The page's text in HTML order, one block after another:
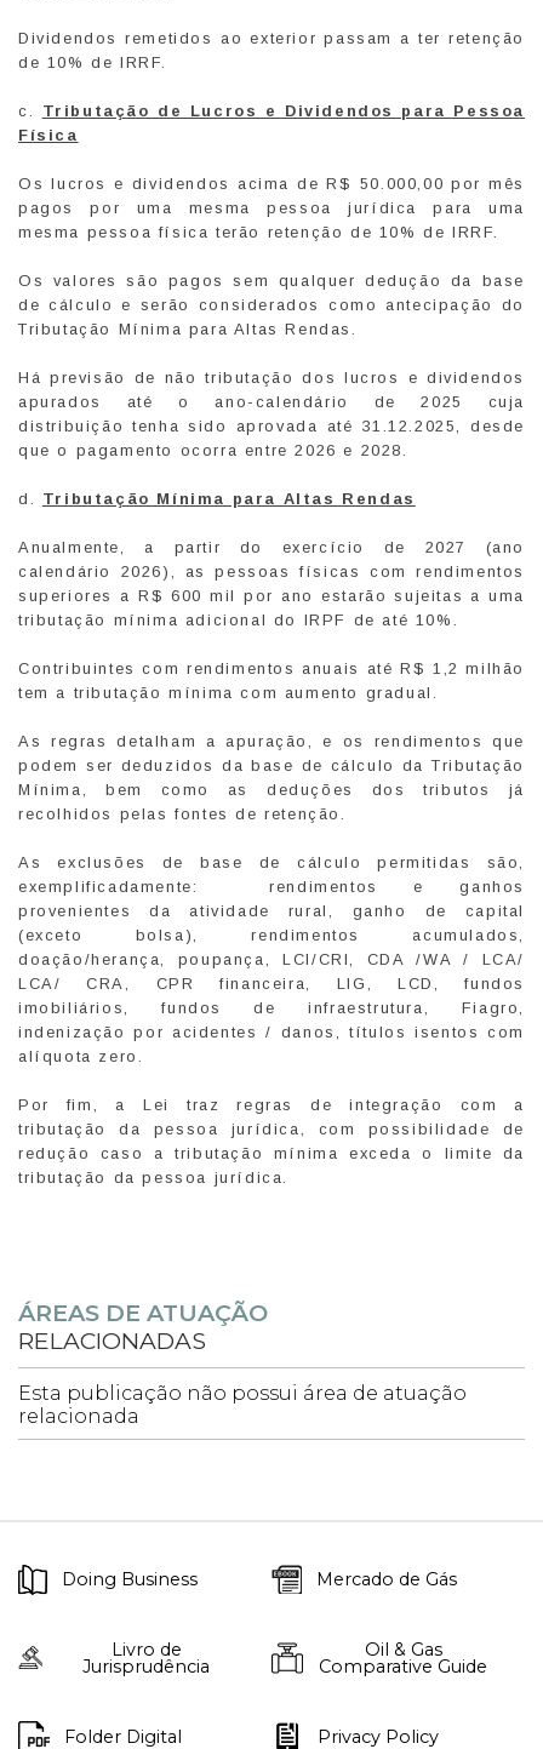
Dividendos remetidos ao exterior passam a ter retenção
de 10% de IRRF.
c. Tributação de Lucros e Dividendos para Pessoa
Física
Os lucros e dividendos acima de R$ 50.000,00 por mês
pagos por uma mesma pessoa jurídica para uma
mesma pessoa física terão retenção de 10% de IRRF.
Os valores são pagos sem qualquer dedução da base
de cálculo e serão considerados como antecipação do
Tributação Mínima para Altas Rendas.
Há previsão de não tributação dos lucros e dividendos
apurados até o ano-calendário de 2025 cuja
distribuição tenha sido aprovada até 31.12.2025, desde
que o pagamento ocorra entre 2026 e 2028.
d. Tributação Mínima para Altas Rendas
Anualmente, a partir do exercício de 2027 (ano
calendário 2026), as pessoas físicas com rendimentos
superiores a R$ 600 mil por ano estarão sujeitas a uma
tributação mínima adicional do IRPF de até 10%.
Contribuintes com rendimentos anuais até R$ 1,2 milhão
tem a tributação mínima com aumento gradual.
As regras detalham a apuração, e os rendimentos que
podem ser deduzidos da base de cálculo da Tributação
Mínima, bem como as deduções dos tributos já
recolhidos pelas fontes de retenção.
As exclusões de base de cálculo permitidas são,
exemplificadamente: rendimentos e ganhos
provenientes da atividade rural, ganho de capital
(exceto bolsa), rendimentos acumulados,
doação/herança, poupança, LCI/CRI, CDA /WA / LCA/
LCA/ CRA, CPR financeira, LIG, LCD, fundos
imobiliários, fundos de infraestrutura, Fiagro,
indenização por acidentes / danos, títulos isentos com
alíquota zero.
Por fim, a Lei traz regras de integração com a
tributação da pessoa jurídica, com possibilidade de
redução caso a tributação mínima exceda o limite da
tributação da pessoa jurídica.
ÁREAS DE ATUAÇÃO
RELACIONADAS
Esta publicação não possui área de atuação
relacionada
Doing Business Mercado de Gás
Livro de
Jurisprudência
Oil & Gas
Comparative Guide
Folder Digital Privacy Policy